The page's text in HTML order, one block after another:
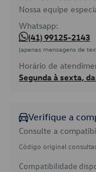
Nossa equipe
Whatsapp:
(41) 99125-2143
(apenas mensagens de
Horário de
Segunda à sexta,
Verifique a
Consulte a
Código original
Compatibilidade